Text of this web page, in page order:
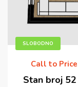
SLOBODNO
Call to Price
Stan broj